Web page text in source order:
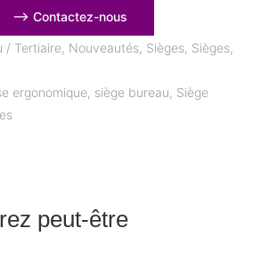
⟶ Contactez-nous
/ Tertiaire, Nouveautés, Sièges, Sièges,
ergonomique, siège bureau, Siège
peut-être